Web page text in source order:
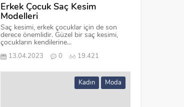
Erkek Çocuk Saç Kesim
Modelleri
Saç kesimi, erkek çocuklar için de son
derece önemlidir. Güzel bir saç kesimi,
çocukların kendilerine...
13.04.2023 0 19.421
Kadın Moda